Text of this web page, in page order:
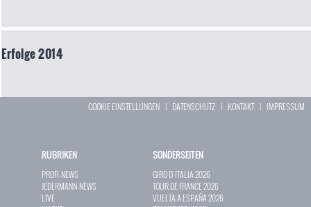
Erfolge 2014
COOKIE EINSTELLUNGEN | DATENSCHUTZ | KONTAKT| IMPRESSUM
RUBRIKEN
PROFI-NEWS
JEDERMANN-NEWS
LIVE
SONDERSEITEN
GIRO D`ITALIA 2026
TOUR DE FRANCE 2026
VUELTA A ESPAÑA 2026